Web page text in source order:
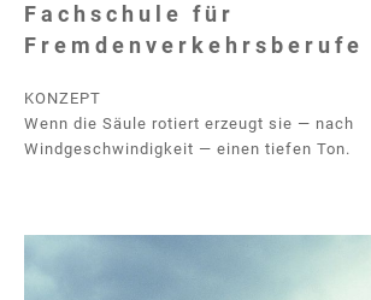
Fachschule für
KONZEPT
Wenn die Säule rotiert erzeugt sie — nach
Windgeschwindigkeit — einen tiefen Ton.